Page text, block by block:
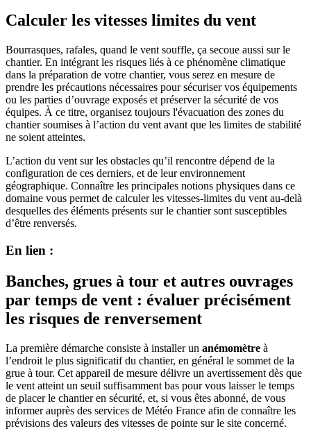
Calculer les vitesses limites du vent
Bourrasques, rafales, quand le vent souffle, ça secoue aussi sur le
chantier. En intégrant les risques liés à ce phénomène climatique
dans la préparation de votre chantier, vous serez en mesure de
prendre les précautions nécessaires pour sécuriser vos équipements
ou les parties d’ouvrage exposés et préserver la sécurité de vos
équipes. À ce titre, organisez toujours l'évacuation des zones du
chantier soumises à l’action du vent avant que les limites de stabilité
ne soient atteintes.
L’action du vent sur les obstacles qu’il rencontre dépend de la
configuration de ces derniers, et de leur environnement
géographique. Connaître les principales notions physiques dans ce
domaine vous permet de calculer les vitesses-limites du vent au-delà
desquelles des éléments présents sur le chantier sont susceptibles
d’être renversés.
En lien :
Banches, grues à tour et autres ouvrages
par temps de vent : évaluer précisément
les risques de renversement
La première démarche consiste à installer un anémomètre à
l’endroit le plus significatif du chantier, en général le sommet de la
grue à tour. Cet appareil de mesure délivre un avertissement dès que
le vent atteint un seuil suffisamment bas pour vous laisser le temps
de placer le chantier en sécurité, et, si vous êtes abonné, de vous
informer auprès des services de Météo France afin de connaître les
prévisions des valeurs des vitesses de pointe sur le site concerné.